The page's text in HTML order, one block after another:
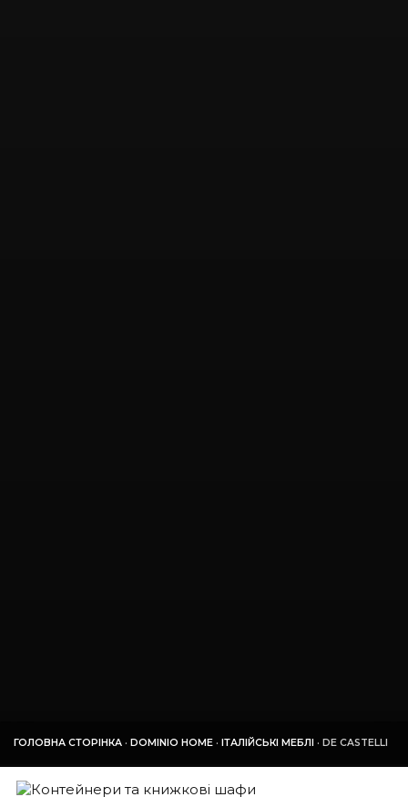
ГОЛОВНА СТОРІНКА · DOMINIO HOME · ІТАЛІЙСЬКІ МЕБЛІ · DE CASTELLI
СТОЛИ 4